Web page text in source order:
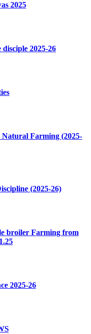
2025
2025-26
Farming (2025-
(2025-26)
broiler Farming from
2025-26